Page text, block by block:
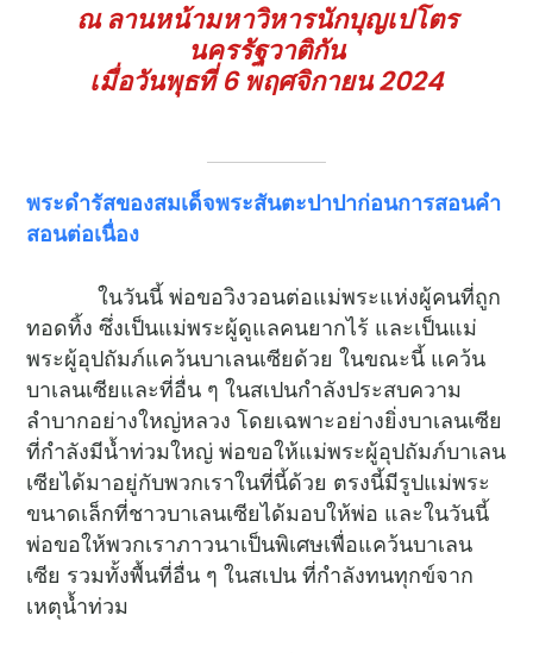
ณ ลานหน้ามหาวิหารนักบุญเปโตร
นครรัฐวาติกัน
เมื่อวันพุธที่ 6 พฤศจิกายน 2024
พระดำรัสของสมเด็จพระสันตะปาปาก่อนการสอนคำ
สอนต่อเนื่อง
ในวันนี้ พ่อขอวิงวอนต่อแม่พระแห่งผู้คนที่ถูก
ทอดทิ้ง ซึ่งเป็นแม่พระผู้ดูแลคนยากไร้ และเป็นแม่
พระผู้อุปถัมภ์แคว้นบาเลนเซียด้วย ในขณะนี้ แคว้น
บาเลนเซียและที่อื่น ๆ ในสเปนกำลังประสบความ
ลำบากอย่างใหญ่หลวง โดยเฉพาะอย่างยิ่งบาเลนเซีย
ที่กำลังมีน้ำท่วมใหญ่ พ่อขอให้แม่พระผู้อุปถัมภ์บาเลน
เซียได้มาอยู่กับพวกเราในที่นี้ด้วย ตรงนี้มีรูปแม่พระ
ขนาดเล็กที่ชาวบาเลนเซียได้มอบให้พ่อ และในวันนี้
พ่อขอให้พวกเราภาวนาเป็นพิเศษเพื่อแคว้นบาเลน
เซีย รวมทั้งพื้นที่อื่น ๆ ในสเปน ที่กำลังทนทุกข์จาก
เหตุน้ำท่วม